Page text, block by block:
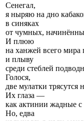
Сенегал,
я ныряю на дно
в синяках
от чумных,
И плюю
на ханжей всего
и плыву
среди стеблей
Голося,
две мулатки
Их глаза —
как актинии жадные
Но, едва